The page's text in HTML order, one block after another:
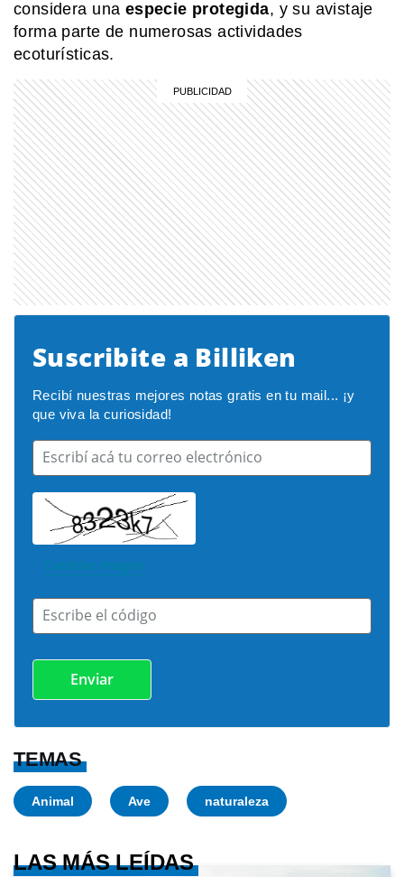
considera una especie protegida, y su avistaje
forma parte de numerosas actividades
ecoturísticas.
Suscribite a Billiken
Recibí nuestras mejores notas gratis en tu mail... ¡y
que viva la curiosidad!
Escribí acá tu correo electrónico
Cambiar imagen
Escribe el código
TEMAS
Animal Ave naturaleza
LAS MÁS LEÍDAS